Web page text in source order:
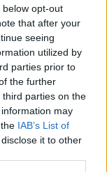
opt-out
that after your
seeing
utilized by
parties prior to
the further
parties on the
may
IAB’s List of
it to other
lépett más